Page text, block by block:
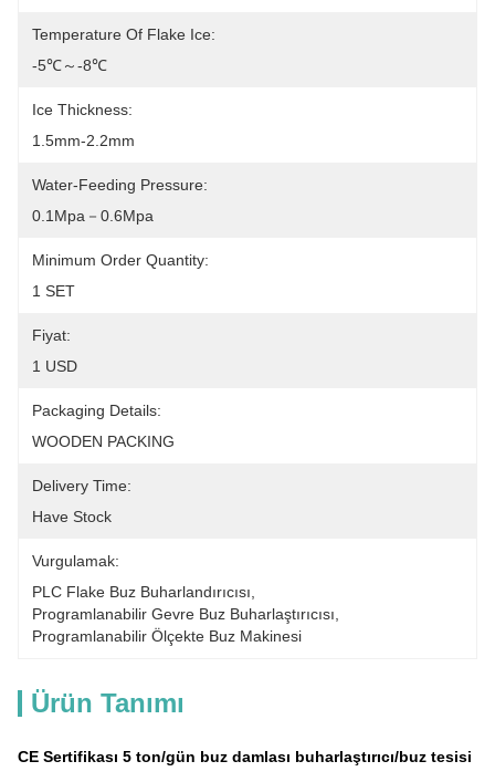
Temperature Of Flake Ice:
-5℃～-8℃
Ice Thickness:
1.5mm-2.2mm
Water-Feeding Pressure:
0.1Mpa－0.6Mpa
Minimum Order Quantity:
1 SET
Fiyat:
1 USD
Packaging Details:
WOODEN PACKING
Delivery Time:
Have Stock
Vurgulamak:
PLC Flake Buz Buharlandırıcısı
Programlanabilir Gevre Buz Buharlaştırıcısı
Programlanabilir Ölçekte Buz Makinesi
Ürün Tanımı
CE Sertifikası 5 ton/gün buz damlası buharlaştırıcı/buz tesisi